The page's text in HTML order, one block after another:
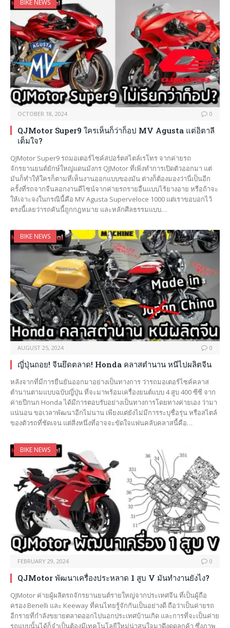
BIKE NEWS
OCTOBER 18, 2024 0
QJMotor Super9 ใครเห็นก็ว่าก็อป MV Agusta แต่อิตาลี
เต็มใจ?
QJMotor Super9 รถมอเตอร์ไซค์สปอร์ตสไตล์เรโทร จากค่ายรถ
จักรยานยนต์ยักษ์ใหญ่แดนมังกร QJMotor ที่เพิ่งทำการเปิดตัวออกมา แต่
มันก็ทำให้ใครก็ตามที่เห็นงานออกแบบของมัน ต่างก็ต้องมองว่านี่เป็นอีก
ครั้งที่รถจากจีนลอกงานดีไซน์จากค่ายรถรายอื่นแบบไร้ยางอาย หรือถ้าจะ
ให้เจาะจงในกรณีนี้คือ MV Agusta Superveloce 1000 แต่เราขอบอกไว้
ตรงนี้เลยว่ารถคันนี้ถูกกฎหมาย และหลักศีลธรรมแบบ…
BIKE NEWS
AUGUST 25, 2024 0
ญี่ปุ่นถอย! จีนยึดตลาด! Honda คลาสตำนาน หนีไปผลิตจีน
หลังจากที่มีการยืนยันออกมาอย่างเป็นทางการ ว่ารถมอเตอร์ไซค์คลาส
ตำนานตามแบบฉบับญี่ปุ่น ที่จะมาพร้อมเครื่องยนต์แบบ 4 สูบ 400 ซีซี จาก
ค่ายปีกนก Honda ได้มีการตอบรับอย่างเป็นทางการโดยทางค่ายเอง ว่ามา
แน่นอน ขอเวลาพัฒนาอีกไม่นาน เพียงแต่ยังไม่มีการระบุชื่อรุ่น หรือสไตล์
ของตัวรถที่ชัดเจน แต่สิ่งหนึ่งที่อาจจะขัดใจแฟนคลับคลาสนี้คือ…
BIKE NEWS
FEBRUARY 29, 2024 0
QJMotor พัฒนาเครื่องประหลาด 1 สูบ V มันทำงานยังไง?
QJMotor ค่ายผู้ผลิตรถจักรยานยนต์รายใหญ่จากประเทศจีน ที่เป็นผู้ถือ
ครอง Benelli และ Keeway ที่คนไทยรู้จักกันเป็นอย่างดี ถือว่าเป็นค่ายรถ
อีกรายที่กำลังขยายตลาดออกไปนอกประเทศบ้านเกิด และการที่จะเป็นค่าย
รถแบบนั้นได้ก็จำเป็นต้องมีเทคโนโลยีใหม่น่าสนใจมาดึงดูดลูกค้า ซึ่งภาพ